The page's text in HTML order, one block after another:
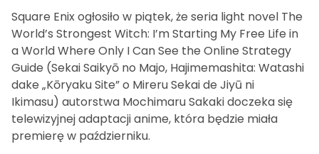
Square Enix ogłosiło w piątek, że seria light novel The
World’s Strongest Witch: I’m Starting My Free Life in
a World Where Only I Can See the Online Strategy
Guide (Sekai Saikyō no Majo, Hajimemashita: Watashi
dake „Kōryaku Site” o Mireru Sekai de Jiyū ni
Ikimasu) autorstwa Mochimaru Sakaki doczeka się
telewizyjnej adaptacji anime, która będzie miała
premierę w październiku.